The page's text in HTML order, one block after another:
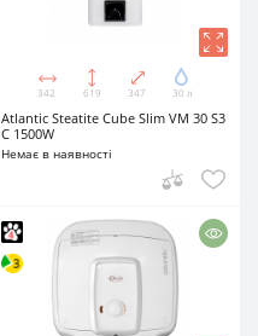
342 619 347 30 л
Atlantic Steatite Cube Slim VM 30 S3
C 1500W
Немає в наявності